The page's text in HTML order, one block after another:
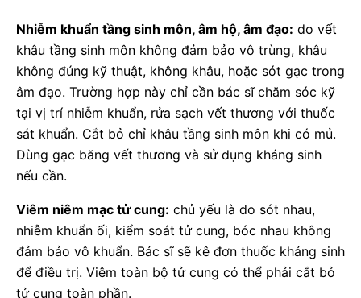
Nhiễm khuẩn tầng sinh môn, âm hộ, âm đạo: do vết
khâu tầng sinh môn không đảm bảo vô trùng, khâu
không đúng kỹ thuật, không khâu, hoặc sót gạc trong
âm đạo. Trường hợp này chỉ cần bác sĩ chăm sóc kỹ
tại vị trí nhiễm khuẩn, rửa sạch vết thương với thuốc
sát khuẩn. Cắt bỏ chỉ khâu tầng sinh môn khi có mủ.
Dùng gạc băng vết thương và sử dụng kháng sinh
nếu cần.
Viêm niêm mạc tử cung: chủ yếu là do sót nhau,
nhiễm khuẩn ối, kiểm soát tử cung, bóc nhau không
đảm bảo vô khuẩn. Bác sĩ sẽ kê đơn thuốc kháng sinh
để điều trị. Viêm toàn bộ tử cung có thể phải cắt bỏ
tử cung toàn phần.